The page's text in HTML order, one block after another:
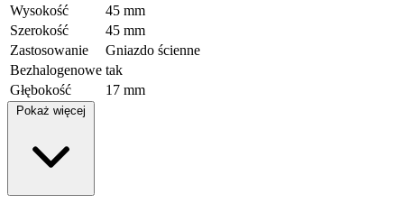
Wysokość
45 mm
Szerokość
45 mm
Zastosowanie
Gniazdo ścienne
Bezhalogenowe tak
Głębokość
17 mm
Pokaż więcej